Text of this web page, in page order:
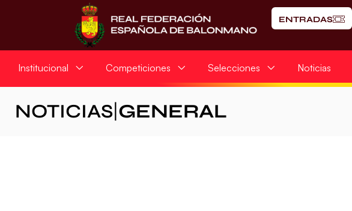
ENTRADAS
Institucional Competiciones Selecciones Noticias
NOTICIAS GENERAL